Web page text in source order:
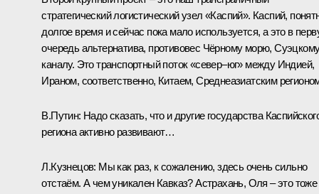
стратегический логистический узел «Каспий». Каспий,
долгое время и сейчас пока мало используется, а это в
очередь альтернатива, противовес Чёрному морю,
каналу. Это транспортный поток «север–юг» между Индией,
Ираном, соответственно, Китаем, Среднеазиатским
В.Путин: Надо сказать, что и другие государства
региона активно развивают…
Л.Кузнецов: Мы как раз, к сожалению, здесь очень сильно
отстаём. А чем уникален Кавказ? Астрахань, Оля – это тоже